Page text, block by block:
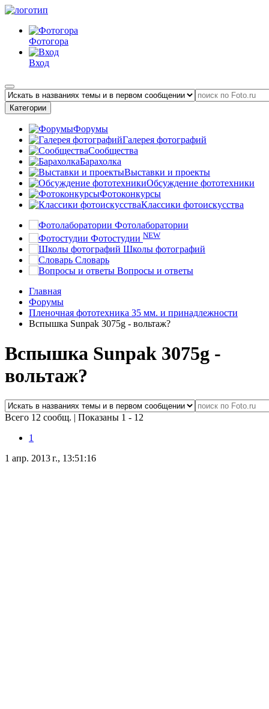
Фотогора
Вход
Категории
Форумы
Галерея фотографий
Сообщества
Барахолка
Выставки и проекты
Обсуждение фототехники
Фотоконкурсы
Классики фотоискусства
Фотолаборатории
Фотостудии NEW
Школы фотографий
Словарь
Вопросы и ответы
Главная
Форумы
Пленочная фототехника 35 мм. и принадлежности
Вспышка Sunpak 3075g - вольтаж?
Вспышка Sunpak 3075g -
вольтаж?
Всего 12 сообщ. | Показаны 1 - 12
1
1 апр. 2013 г., 13:51:16